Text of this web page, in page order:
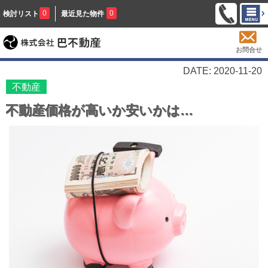
検討リスト 0 最近見た物件 0
お問合せ
DATE: 2020-11-20
不動産
不動産価格が高いか安いかは…